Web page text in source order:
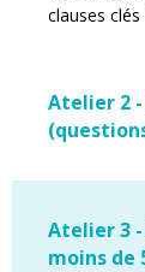
clauses
Atelier 2
Atelier 3 -
moins de